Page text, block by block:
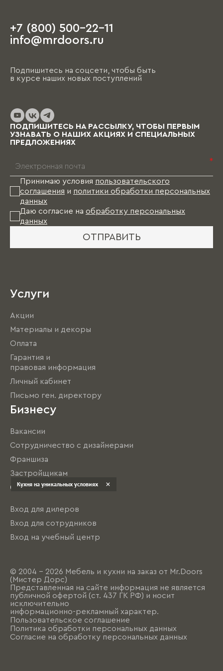
На этапе чистовой отделки дизайнер
выезжает на объект и предлагает вариант,
стен, напольные покрытия и т.д. При этом
необходимо помнить, что на отрисовку,
обсуждение и согласование проекта и на
выбранных материалов и коллекции), и какое-
то время Вам в этом случае придется пожить
без мебели.
+7 (800) 500-22-11
info@mrdoors.ru
Подпишитесь на соцсети, чтобы быть
в курсе наших новых поступлений
ПОДПИШИТЕСЬ НА РАССЫЛКУ, ЧТОБЫ ПЕРВЫМ
УЗНАВАТЬ О НАШИХ АКЦИЯХ И СПЕЦИАЛЬНЫХ
ПРЕДЛОЖЕНИЯХ
*
Принимаю условия пользовательского
соглашения и политики обработки персональных
данных
Даю согласие на обработку персональных
данных
ОТПРАВИТЬ
Услуги
Акции
Материалы и декоры
Оплата
Гарантия и
правовая информация
Личный кабинет
Письмо ген. директору
Бизнесу
Вакансии
Сотрудничество с дизайнерами
Франшиза
Застройщикам
О нас
Вход для дилеров
Вход для сотрудников
Вход на учебный центр
© 2004 - 2026 Мебель и кухни на заказ от Mr.Doors
(Мистер Дорс)
Представленная на сайте информация не является
публичной офертой (ст. 437 ГК РФ) и носит
исключительно
информационно-рекламный характер.
Пользовательское соглашение
Политика обработки персональных данных
Согласие на обработку персональных данных
Кухня на уникальных условиях